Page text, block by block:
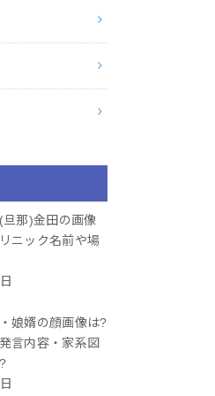
那)金田の画像
ニック名前や場
娘婿の顔画像は?
言内容・家系図